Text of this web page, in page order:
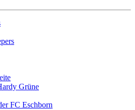
Grüne
FC Eschborn